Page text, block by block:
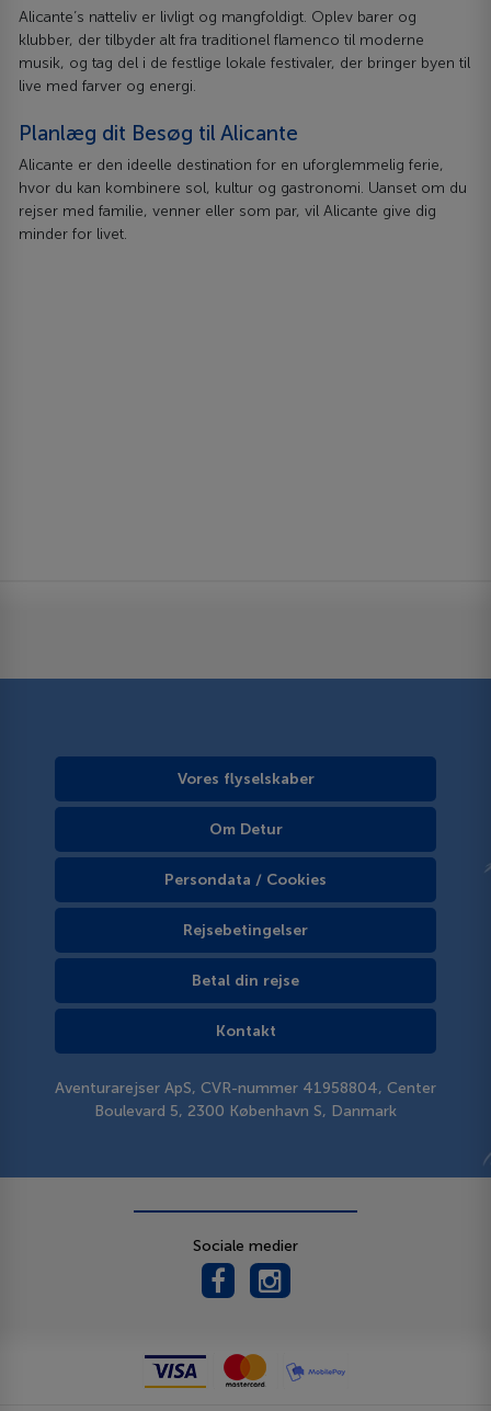
Alicante’s natteliv er livligt og mangfoldigt. Oplev barer og
klubber, der tilbyder alt fra traditionel flamenco til moderne
musik, og tag del i de festlige lokale festivaler, der bringer byen til
live med farver og energi.
Planlæg dit Besøg til Alicante
Alicante er den ideelle destination for en uforglemmelig ferie,
hvor du kan kombinere sol, kultur og gastronomi. Uanset om du
rejser med familie, venner eller som par, vil Alicante give dig
minder for livet.
Vores flyselskaber
Om Detur
Persondata / Cookies
Rejsebetingelser
Betal din rejse
Kontakt
Aventurarejser ApS, CVR-nummer 41958804, Center
Boulevard 5, 2300 København S, Danmark
Sociale medier